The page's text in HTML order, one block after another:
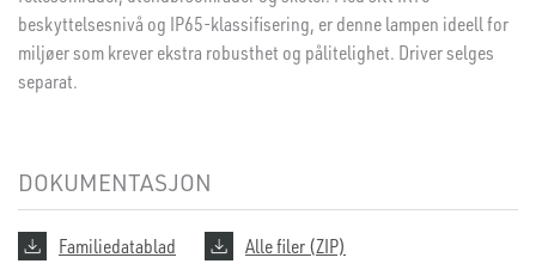
beskyttelsesnivå og IP65-klassifisering, er denne lampen ideell for
miljøer som krever ekstra robusthet og pålitelighet. Driver selges
separat.
DOKUMENTASJON
Familiedatablad Alle filer (ZIP)